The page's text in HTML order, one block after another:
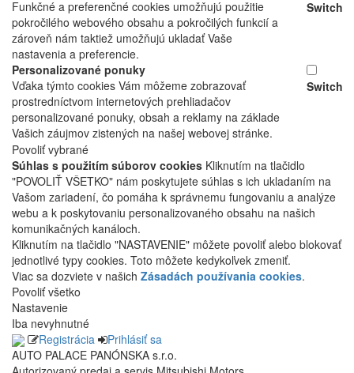
Funkčné a preferenčné cookies umožňujú použitie
pokročilého webového obsahu a pokročilých funkcií a
zároveň nám taktiež umožňujú ukladať Vaše
nastavenia a preferencie.
Switch
Personalizované ponuky
Vďaka týmto cookies Vám môžeme zobrazovať
prostredníctvom internetových prehliadačov
personalizované ponuky, obsah a reklamy na základe
Vašich záujmov zistených na našej webovej stránke.
Switch
Povoliť vybrané
Súhlas s použitím súborov cookies Kliknutím na tlačidlo
"POVOLIŤ VŠETKO" nám poskytujete súhlas s ich ukladaním na
Vašom zariadení, čo pomáha k správnemu fungovaniu a analýze
webu a k poskytovaniu personalizovaného obsahu na našich
komunikačných kanáloch.
Kliknutím na tlačidlo "NASTAVENIE" môžete povoliť alebo blokovať
jednotlivé typy cookies. Toto môžete kedykoľvek zmeniť.
Viac sa dozviete v našich Zásadách používania cookies.
Povoliť všetko
Nastavenie
Iba nevyhnutné
Registrácia
Prihlásiť sa
AUTO PALACE PANÓNSKA s.r.o.